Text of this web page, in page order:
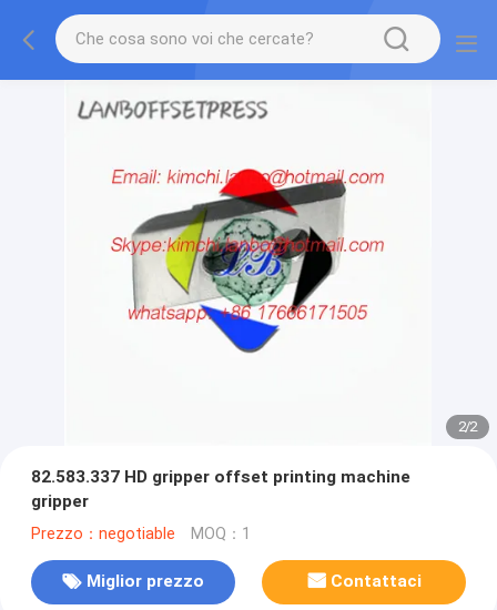
2/2
82.583.337 HD gripper offset printing machine
gripper
Prezzo：negotiable MOQ：1
Miglior prezzo Contattaci